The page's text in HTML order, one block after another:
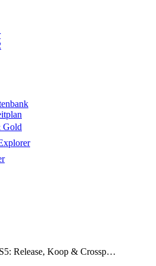
Gold
Release, Koop & Crossp…